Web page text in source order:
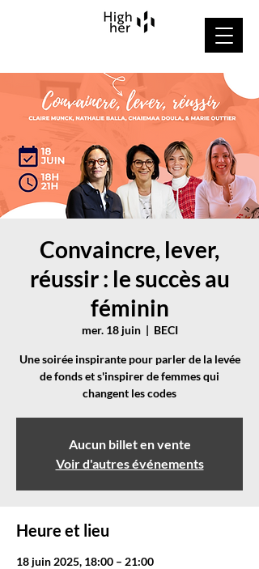
Convaincre, lever,
réussir : le succès au
féminin
mer. 18 juin
  |
BECI
Une soirée inspirante pour parler de la levée
de fonds et s'inspirer de femmes qui
changent les codes
Aucun billet en vente
Voir d'autres événements
Heure et lieu
18 juin 2025, 18:00 – 21:00